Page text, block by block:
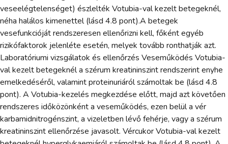
veseelégtelenséget) észlelték Votubia-val kezelt betegeknél,
néha halálos kimenettel (lásd 4.8 pont).A betegek
vesefunkcióját rendszeresen ellenőrizni kell, főként egyéb
rizikófaktorok jelenléte esetén, melyek tovább ronthatják azt.
Laboratóriumi vizsgálatok és ellenőrzés Veseműködés Votubia-
val kezelt betegeknél a szérum kreatininszint rendszerint enyhe
emelkedéséről, valamint proteinuriáról számoltak be (lásd 4.8
pont). A Votubia-kezelés megkezdése előtt, majd azt követően
rendszeres időközönként a veseműködés, ezen belül a vér
karbamidnitrogénszint, a vizeletben lévő fehérje, vagy a szérum
kreatininszint ellenőrzése javasolt. Vércukor Votubia-val kezelt